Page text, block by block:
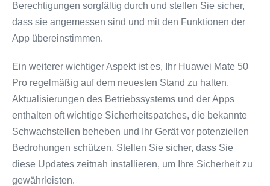
Berechtigungen sorgfältig durch und stellen Sie sicher,
dass sie angemessen sind und mit den Funktionen der
App übereinstimmen.
Ein weiterer wichtiger Aspekt ist es, Ihr Huawei Mate 50
Pro regelmäßig auf dem neuesten Stand zu halten.
Aktualisierungen des Betriebssystems und der Apps
enthalten oft wichtige Sicherheitspatches, die bekannte
Schwachstellen beheben und Ihr Gerät vor potenziellen
Bedrohungen schützen. Stellen Sie sicher, dass Sie
diese Updates zeitnah installieren, um Ihre Sicherheit zu
gewährleisten.